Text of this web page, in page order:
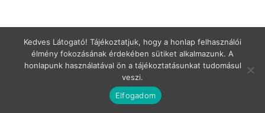
Kedves Látogató! Tájékoztatjuk, hogy a honlap felhasználói
élmény fokozásának érdekében sütiket alkalmazunk. A
honlapunk használatával ön a tájékoztatásunkat tudomásul
veszi.
Elfogadom